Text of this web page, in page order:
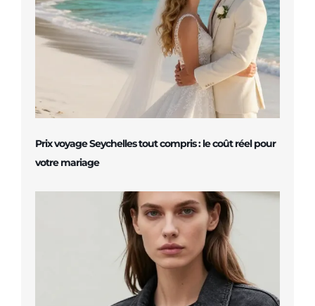
Prix voyage Seychelles tout compris : le coût réel pour
votre mariage